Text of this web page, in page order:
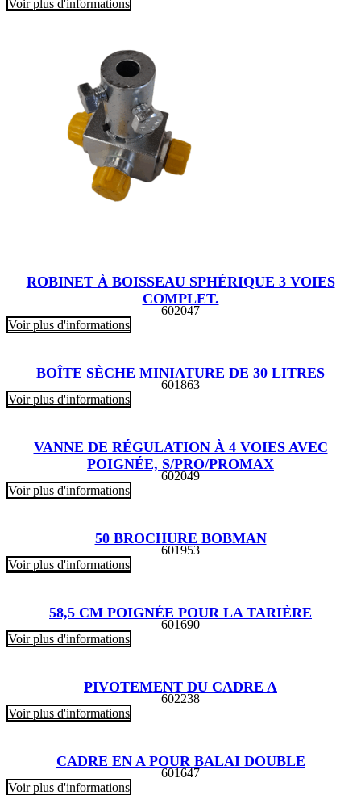
Voir plus d'informations
ROBINET À BOISSEAU SPHÉRIQUE 3 VOIES
COMPLET.
602047
Voir plus d'informations
BOÎTE SÈCHE MINIATURE DE 30 LITRES
601863
Voir plus d'informations
VANNE DE RÉGULATION À 4 VOIES AVEC
POIGNÉE, S/PRO/PROMAX
602049
Voir plus d'informations
50 BROCHURE BOBMAN
601953
Voir plus d'informations
58,5 CM POIGNÉE POUR LA TARIÈRE
601690
Voir plus d'informations
PIVOTEMENT DU CADRE A
602238
Voir plus d'informations
CADRE EN A POUR BALAI DOUBLE
601647
Voir plus d'informations